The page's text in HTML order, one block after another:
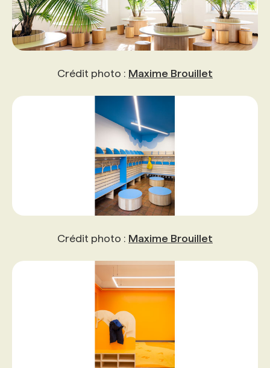
Crédit photo : Maxime Brouillet
Crédit photo : Maxime Brouillet